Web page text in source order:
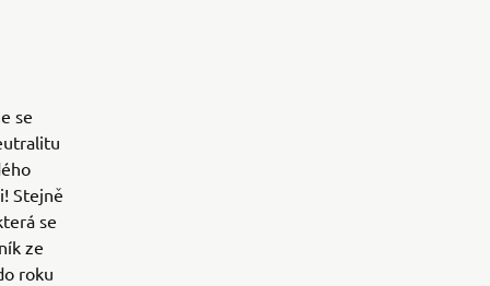
se
Stejně
se
ze
roku